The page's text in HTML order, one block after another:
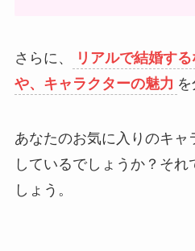
さらに、
リアルで結婚す
や、キャラクターの魅力 を
あなたのお気に入りのキャ
しているでしょうか？それ
しょう。